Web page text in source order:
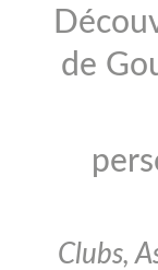
de
Clubs,